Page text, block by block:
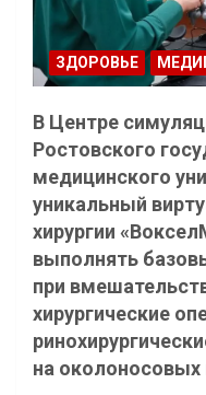
ЗДОРОВЬЕ
В Центре
Ростовского
медицинского
уникальный
хирургии
выполнять
при
хирургические
на околоносовых